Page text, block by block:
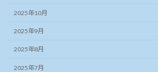
2025年10月
2025年9月
2025年8月
2025年7月